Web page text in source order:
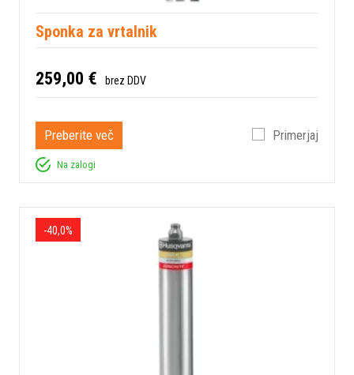
Sponka za vrtalnik
259,00 € brez DDV
Preberite več Primerjaj
Na zalogi
-40,0%